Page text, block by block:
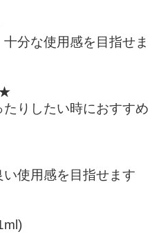
分な使用感を目指せま
りしたい時におすすめ
使用感を目指せます